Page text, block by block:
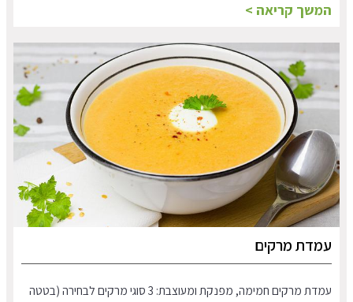
המשך קריאה >
עמדת מרקים
עמדת מרקים חמימה, מפנקת ומעוצבת: 3 סוגי מרקים לבחירה (בטטה